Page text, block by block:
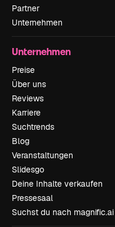
Partner
Unternehmen
Unternehmen
Preise
Über uns
Reviews
Karriere
Suchtrends
Blog
Veranstaltungen
Slidesgo
Deine Inhalte verkaufen
Pressesaal
Suchst du nach magnific.ai